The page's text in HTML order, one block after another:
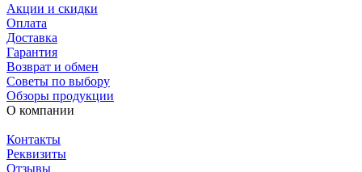
Акции и скидки
Оплата
Доставка
Гарантия
Возврат и обмен
Советы по выбору
Обзоры продукции
О компании
Контакты
Реквизиты
Отзывы